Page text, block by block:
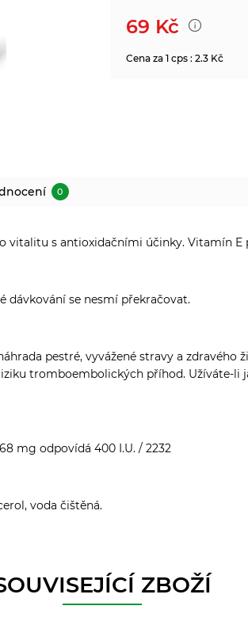
69 Kč
Cena za 1 cps : 2.3 Kč
0
vitalitu s antioxidačními účinky. Vitamín
dávkování se nesmí překračovat.
pestré, vyvážené stravy a
tromboembolických příhod. Užíváte-li
mg odpovídá 400 I.U. / 2232
voda čištěná.
ZBOŽÍ